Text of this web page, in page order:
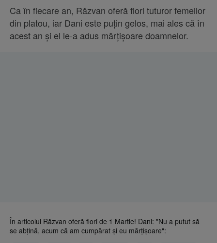
Ca în fiecare an, Răzvan oferă flori tuturor femeilor
din platou, iar Dani este puțin gelos, mai ales că în
acest an și el le-a adus mărțișoare doamnelor.
În articolul Răzvan oferă flori de 1 Martie! Dani: "Nu a putut să
se abțină, acum că am cumpărat și eu mărțișoare":